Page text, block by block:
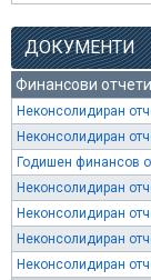
ДОКУМЕНТИ
Финансови отчети
Неконсолидиран
Неконсолидиран
Годишен финансов
Неконсолидиран
Неконсолидиран
Неконсолидиран
Неконсолидиран